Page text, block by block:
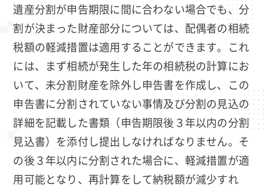
遺産分割が申告期限に間に合わない場合でも、分
割が決まった財産部分については、配偶者の相続
税額の軽減措置は適用することができます。これ
には、まず相続が発生した年の相続税の計算にお
いて、未分割財産を除外し申告書を作成し、この
申告書に分割されていない事情及び分割の見込の
詳細を記載した書類（申告期限後３年以内の分割
見込書）を添付し提出しなければなりません。そ
の後３年以内に分割された場合に、軽減措置が適
用可能となり、再計算をして納税額が減少すれ